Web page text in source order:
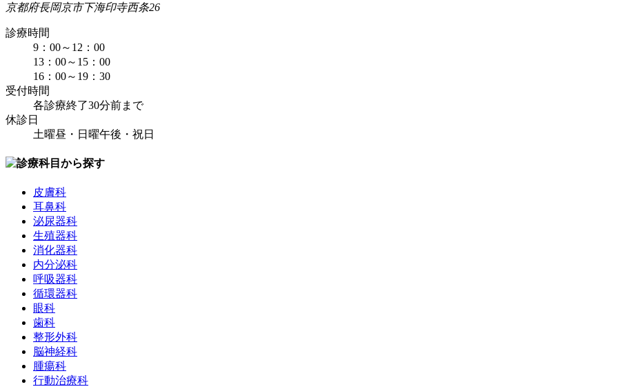
京都府長岡京市下海印寺西条26
診療時間
9：00～12：00
13：00～15：00
16：00～19：30
受付時間
各診療終了30分前まで
休診日
土曜昼・日曜午後・祝日
皮膚科
耳鼻科
泌尿器科
生殖器科
消化器科
内分泌科
呼吸器科
循環器科
眼科
歯科
整形外科
脳神経科
腫瘍科
行動治療科